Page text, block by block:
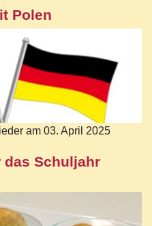
Polen
am 03. April 2025
Schuljahr